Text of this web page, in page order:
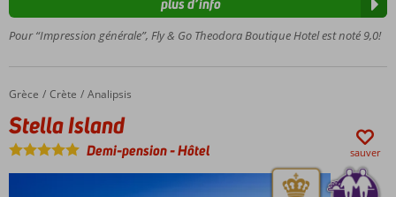
mètres du
parc
aquatique
Beach
Centre
Chersonissos
à distance de
marche
Pour “Impression générale”, Fly & Go Theodora Boutique Hotel est noté 9,0!
plus d’info
Accueil
Grèce Crète Analipsis
Stella Island
Stella Island
Demi-pension-Hôtel sauver